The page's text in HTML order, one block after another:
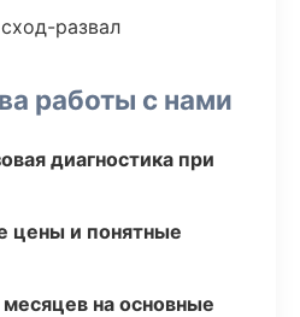
развал
работы с нами
диагностика при
цены и понятные
на основные